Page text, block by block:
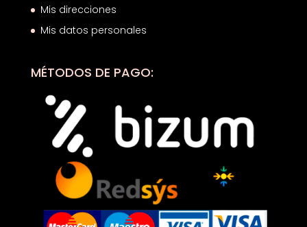
Mis direcciones
Mis datos personales
MÉTODOS DE PAGO: